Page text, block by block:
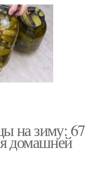
на зиму: 67
домашней